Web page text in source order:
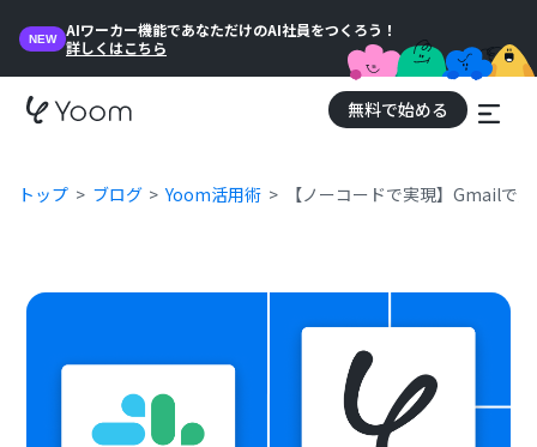
NEW
AIワーカー機能であなただけのAI社員をつくろう！
詳しくはこちら
無料で始める
トップ ブログ Yoom活用術 【ノーコードで実現】Gmailで